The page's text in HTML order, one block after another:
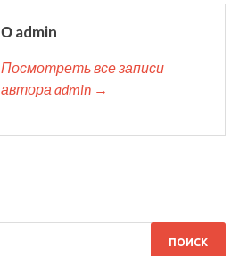
О admin
Посмотреть все записи
автора admin →